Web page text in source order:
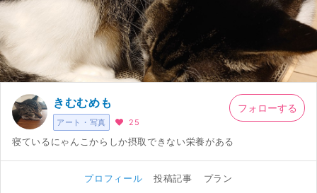
アート・写真
きむむめも
25
寝ているにゃんこからしか摂取できない栄養がある
フォローする
プロフィール 投稿記事 プラン